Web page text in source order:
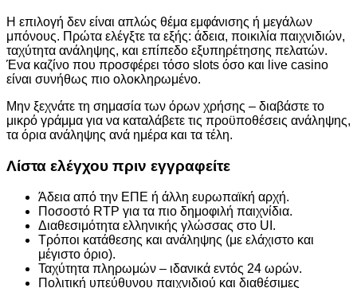
Η επιλογή δεν είναι απλώς θέμα εμφάνισης ή μεγάλων
μπόνους. Πρώτα ελέγξτε τα εξής: άδεια, ποικιλία παιχνιδιών,
ταχύτητα ανάληψης, και επίπεδο εξυπηρέτησης πελατών.
Ένα καζίνο που προσφέρει τόσο slots όσο και live casino
είναι συνήθως πιο ολοκληρωμένο.
Μην ξεχνάτε τη σημασία των όρων χρήσης – διαβάστε το
μικρό γράμμα για να καταλάβετε τις προϋποθέσεις ανάληψης,
τα όρια ανάληψης ανά ημέρα και τα τέλη.
Λίστα ελέγχου πριν εγγραφείτε
Άδεια από την ΕΠΕ ή άλλη ευρωπαϊκή αρχή.
Ποσοστό RTP για τα πιο δημοφιλή παιχνίδια.
Διαθεσιμότητα ελληνικής γλώσσας στο UI.
Τρόποι κατάθεσης και ανάληψης (με ελάχιστο και
μέγιστο όριο).
Ταχύτητα πληρωμών – ιδανικά εντός 24 ωρών.
Πολιτική υπεύθυνου παιχνιδιού και διαθέσιμες